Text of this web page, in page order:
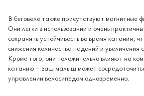
В беговеле также присутствуют магнитные
Они легки в использовании и очень
сохранять устойчивость во время катания,
снижения количества падений и увеличения
Кроме того, они положительно влияют на
катанию – ваш малыш может
управлении велосипедом одновременно.